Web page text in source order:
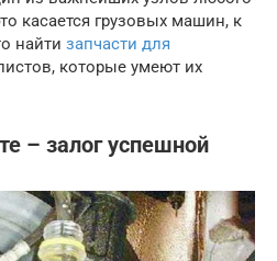
касается грузовых машин, к
найти запчасти для
которые умеют их
– залог успешной